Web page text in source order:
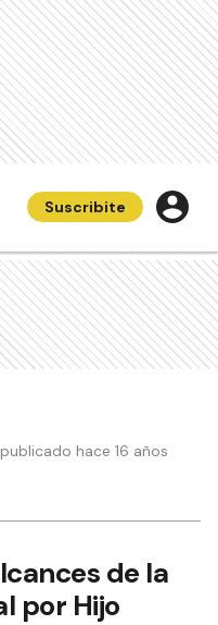
Suscribite
hace 16 años
de la
por Hijo